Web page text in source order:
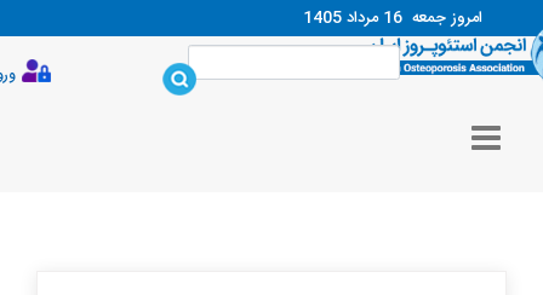
امروز جمعه 16 مرداد 1405
ورود